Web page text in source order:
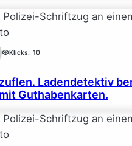
Klicks: 10
Ladendetektiv
Guthabenkarten.